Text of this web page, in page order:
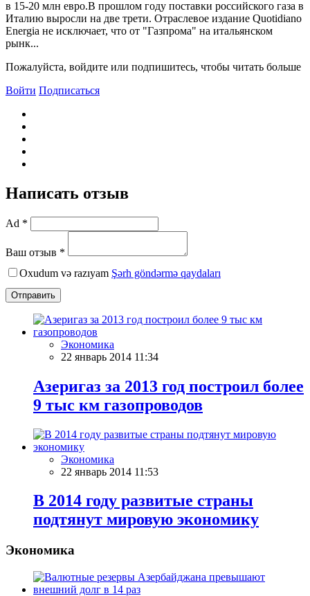
в 15-20 млн евро.В прошлом году поставки российского газа в
Италию выросли на две трети. Отраслевое издание Quotidiano
Energia не исключает, что от "Газпрома" на итальянском
рынк...
Пожалуйста, войдите или подпишитесь, чтобы читать больше
Войти Подписаться
Написать отзыв
Ad *
Ваш отзыв *
Oxudum və razıyam Şərh göndərmə qaydaları
Отправить
Экономика
22 январь 2014 11:34
Азеригаз за 2013 год построил более
9 тыс км газопроводов
Экономика
22 январь 2014 11:53
В 2014 году развитые страны
подтянут мировую экономику
Экономика